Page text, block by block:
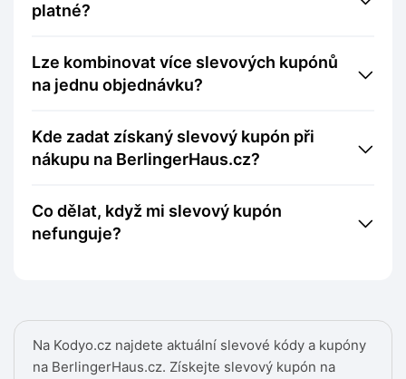
Na Kodyo.cz najdete aktuální slevové kódy a kupóny
na BerlingerHaus.cz. Získejte slevový kupón na
platné?
Lze kombinovat více slevových kupónů
na jednu objednávku?
Kde zadat získaný slevový kupón při
nákupu na BerlingerHaus.cz?
Co dělat, když mi slevový kupón
nefunguje?